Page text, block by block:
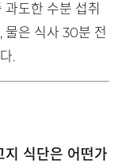
도한 수분 섭취
물은 식사 30분 전
.
지 식단은 어떤가